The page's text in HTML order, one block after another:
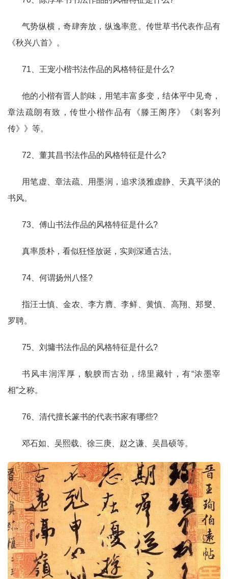
气势纵横，奇肆奔放，纵逸率意。传世草书代表作品有
《秋兴八首》。
71、王宠小楷书法作品的风格特征是什么?
他的小楷有晋人韵味，用笔丰富多变，结体平中见奇，
章法疏朗有致，传世小楷作品有《滕王阁序》《刺客列
传》》等。
72、董其昌书法作品的风格特征是什么?
用笔虚、章法疏、用墨润，追求淡雅虚静、天真平淡的
书风。
73、傅山书法作品的风格特征是什么?
真率质朴，看似狂怪放诞，实则深通古法。
74、何谓扬州八怪?
指汪士慎、金农、李方膺、李鲜、黄慎、高翔、郑燮、
罗聘。
75、刘墉书法作品的风格特征是什么?
书风丰润浑厚，貌腴而古劲，绵里藏针，有“浓墨宰
相”之称。
76、清代擅长篆书的代表书家有哪些?
邓石如、吴熙载、徐三庚、赵之谦、吴昌硕等。